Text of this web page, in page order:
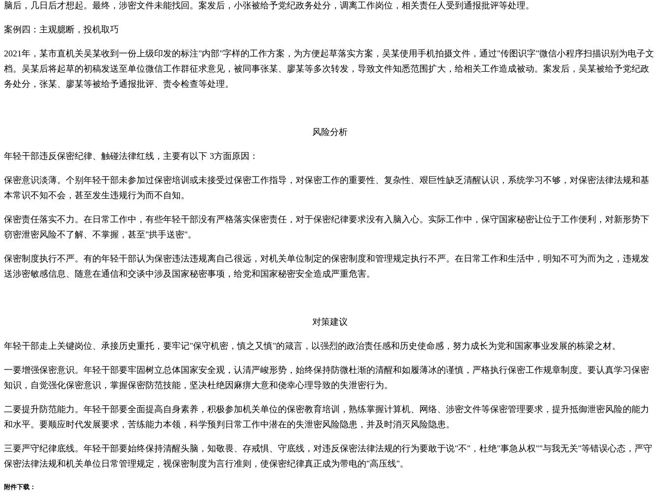
脑后，几日后才想起。最终，涉密文件未能找回。案发后，小张被给予党纪政务处分，调离工作岗位，相关责任人受到通报批评等处理。
案例四：主观臆断，投机取巧
2021年，某市直机关吴某收到一份上级印发的标注"内部"字样的工作方案，为方便起草落实方案，吴某使用手机拍摄文件，通过"传图识字"微信小程序扫描识别为电子文
档。吴某后将起草的初稿发送至单位微信工作群征求意见，被同事张某、廖某等多次转发，导致文件知悉范围扩大，给相关工作造成被动。案发后，吴某被给予党纪政
务处分，张某、廖某等被给予通报批评、责令检查等处理。
风险分析
年轻干部违反保密纪律、触碰法律红线，主要有以下 3方面原因：
保密意识淡薄。个别年轻干部未参加过保密培训或未接受过保密工作指导，对保密工作的重要性、复杂性、艰巨性缺乏清醒认识，系统学习不够，对保密法律法规和基
本常识不知不会，甚至发生违规行为而不自知。
保密责任落实不力。在日常工作中，有些年轻干部没有严格落实保密责任，对于保密纪律要求没有入脑入心。实际工作中，保守国家秘密让位于工作便利，对新形势下
窃密泄密风险不了解、不掌握，甚至"拱手送密"。
保密制度执行不严。有的年轻干部认为保密违法违规离自己很远，对机关单位制定的保密制度和管理规定执行不严。在日常工作和生活中，明知不可为而为之，违规发
送涉密敏感信息、随意在通信和交谈中涉及国家秘密事项，给党和国家秘密安全造成严重危害。
对策建议
年轻干部走上关键岗位、承接历史重托，要牢记"保守机密，慎之又慎"的箴言，以强烈的政治责任感和历史使命感，努力成长为党和国家事业发展的栋梁之材。
一要增强保密意识。年轻干部要牢固树立总体国家安全观，认清严峻形势，始终保持防微杜渐的清醒和如履薄冰的谨慎，严格执行保密工作规章制度。要认真学习保密
知识，自觉强化保密意识，掌握保密防范技能，坚决杜绝因麻痹大意和侥幸心理导致的失泄密行为。
二要提升防范能力。年轻干部要全面提高自身素养，积极参加机关单位的保密教育培训，熟练掌握计算机、网络、涉密文件等保密管理要求，提升抵御泄密风险的能力
和水平。要顺应时代发展要求，苦练能力本领，科学预判日常工作中潜在的失泄密风险隐患，并及时消灭风险隐患。
三要严守纪律底线。年轻干部要始终保持清醒头脑，知敬畏、存戒惧、守底线，对违反保密法律法规的行为要敢于说"不"，杜绝"事急从权""与我无关"等错误心态，严守
保密法律法规和机关单位日常管理规定，视保密制度为言行准则，使保密纪律真正成为带电的"高压线"。
附件下载：